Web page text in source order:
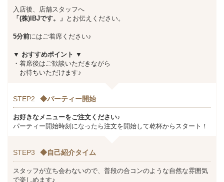
入店後、店舗スタッフへ
「(株)IBJです。」 とお伝えください。
5分前にはご着席ください♪
▼ おすすめポイント ▼
・着席後はご歓談いただきながら
お待ちいただけます♪
STEP2 ◆パーティー開始
お好きなメニューをご注文ください♪
パーティー開始時刻になったら注文を開始して乾杯からスタート！
STEP3 ◆自己紹介タイム
スタッフが立ち会わないので、普段の合コンのような自然な雰囲気
で楽しめます♪